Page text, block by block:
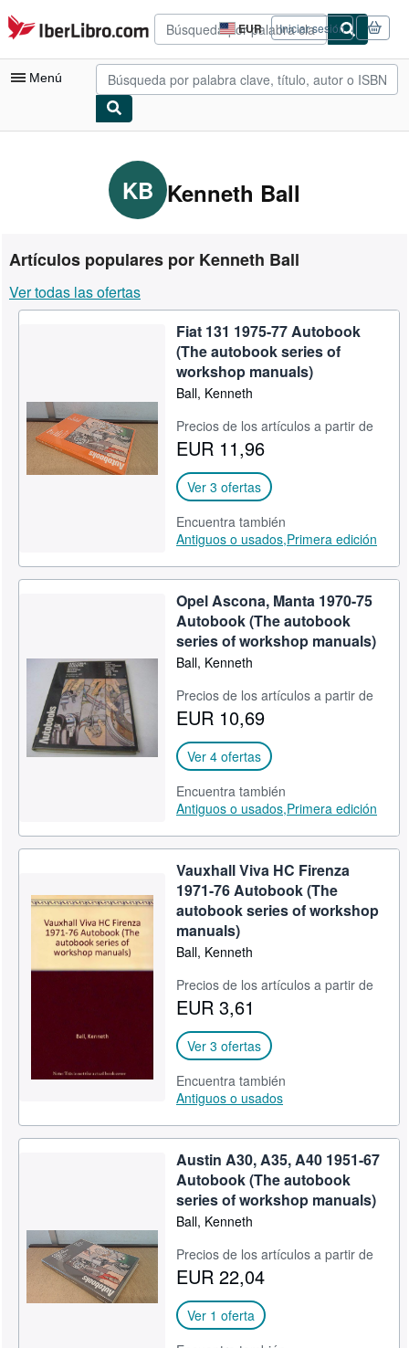
Pasar al contenido principal
IberLibro.com EUR
Preferencias
de
compra
del
Iniciar sesión
Menú
Consultar mis pedidos
Búsqueda avanzada
Libros antiguos
Arte y coleccionismo
Ayuda
CERRAR
KB Kenneth Ball
Artículos populares por Kenneth Ball
Ver todas las ofertas
Fiat 131 1975-77 Autobook
(The autobook series of
workshop manuals)
Ball, Kenneth
Precios de los artículos a partir de
EUR 11,96
Ver 3 ofertas
Encuentra también
Antiguos o usados,Primera edición
Opel Ascona, Manta 1970-75
Autobook (The autobook
series of workshop manuals)
Ball, Kenneth
Precios de los artículos a partir de
EUR 10,69
Ver 4 ofertas
Encuentra también
Antiguos o usados,Primera edición
Vauxhall Viva HC Firenza
1971-76 Autobook (The
autobook series of workshop
manuals)
Ball, Kenneth
Precios de los artículos a partir de
EUR 3,61
Ver 3 ofertas
Encuentra también
Antiguos o usados
Austin A30, A35, A40 1951-67
Autobook (The autobook
series of workshop manuals)
Ball, Kenneth
Precios de los artículos a partir de
EUR 22,04
Ver 1 oferta